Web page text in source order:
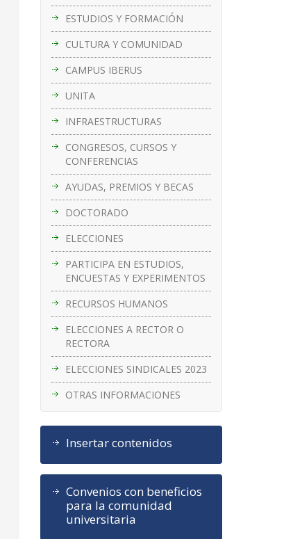
ESTUDIOS Y FORMACIÓN
CULTURA Y COMUNIDAD
CAMPUS IBERUS
UNITA
INFRAESTRUCTURAS
CONGRESOS, CURSOS Y
CONFERENCIAS
AYUDAS, PREMIOS Y BECAS
DOCTORADO
ELECCIONES
PARTICIPA EN ESTUDIOS,
ENCUESTAS Y EXPERIMENTOS
RECURSOS HUMANOS
ELECCIONES A RECTOR O
RECTORA
ELECCIONES SINDICALES 2023
OTRAS INFORMACIONES
Insertar contenidos
Convenios con beneficios
para la comunidad
universitaria